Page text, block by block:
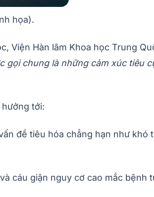
họa).
Viện Hàn lâm Khoa học Trung
chung là những cảm xúc tiêu
tới:
đề tiêu hóa chẳng hạn như
cáu giận nguy cơ cao mắc bệnh